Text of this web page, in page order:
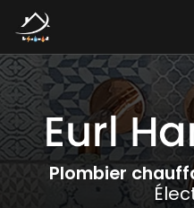
contenu
principal
Plombier